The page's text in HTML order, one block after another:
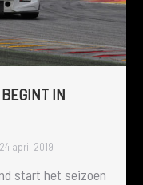
IN
24 april 2019
start het seizoen